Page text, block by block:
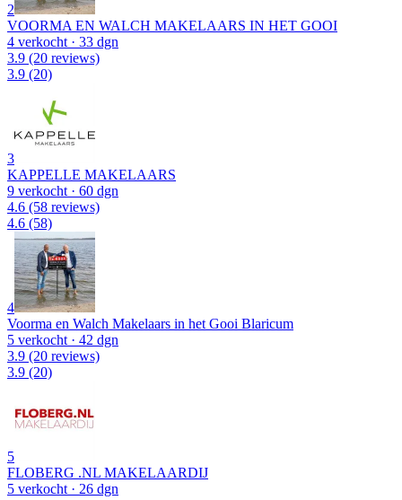
2
VOORMA EN WALCH MAKELAARS IN HET GOOI
4 verkocht · 33 dgn
3.9 (20 reviews)
3.9 (20)
3
KAPPELLE MAKELAARS
9 verkocht · 60 dgn
4.6 (58 reviews)
4.6 (58)
4
Voorma en Walch Makelaars in het Gooi Blaricum
5 verkocht · 42 dgn
3.9 (20 reviews)
3.9 (20)
5
FLOBERG .NL MAKELAARDIJ
5 verkocht · 26 dgn